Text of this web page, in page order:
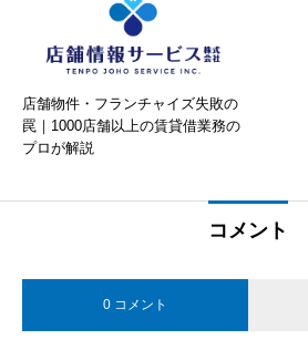
店舗物件・フランチャイズ失敗の
罠｜1000店舗以上の賃貸借業務の
プロが解説
コメント
0 コメント